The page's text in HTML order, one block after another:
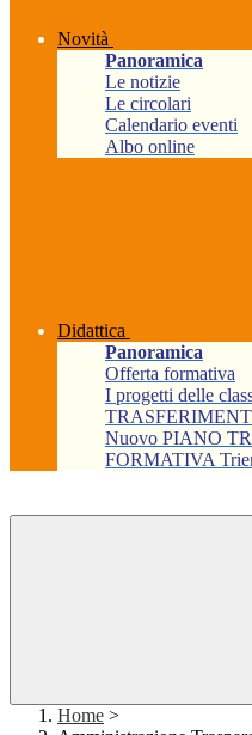
Novità
Panoramica
Le notizie
Le circolari
Calendario eventi
Albo online
Didattica
Panoramica
Offerta formativa
I progetti delle
Nuovo PIANO
FORMATIVA
Home >